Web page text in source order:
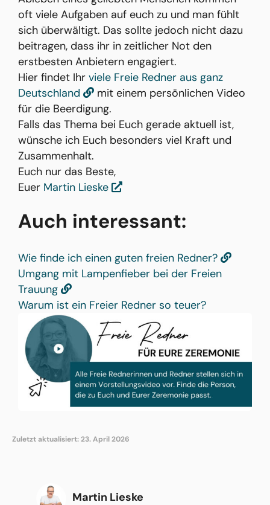
oft viele Aufgaben auf euch zu und man fühlt
sich überwältigt. Das sollte jedoch nicht dazu
beitragen, dass ihr in zeitlicher Not den
erstbesten Anbietern engagiert.
Hier findet Ihr viele Freie Redner aus ganz
Deutschland
mit einem persönlichen Video
für die Beerdigung.
Falls das Thema bei Euch gerade aktuell ist,
wünsche ich Euch besonders viel Kraft und
Zusammenhalt.
Euch nur das Beste,
Euer Martin Lieske
Auch interessant:
Wie finde ich einen guten freien Redner?
Umgang mit Lampenfieber bei der Freien
Trauung
Warum ist ein Freier Redner so teuer?
Zuletzt aktualisiert: 23. April 2026
Martin Lieske